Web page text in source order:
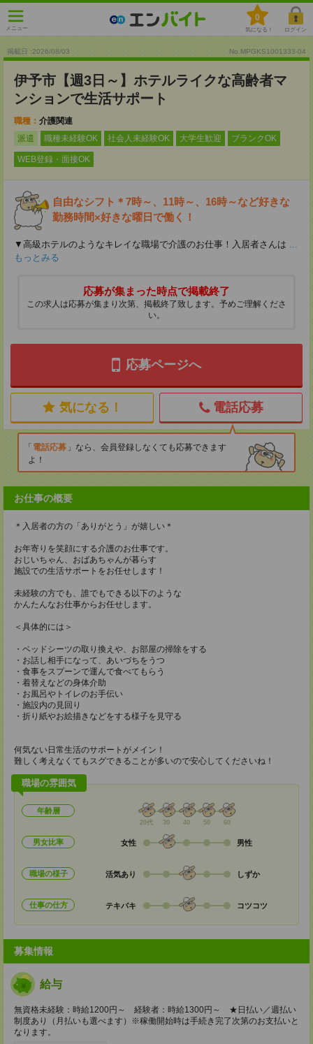
メニュー
0
気になる！ ログイン
掲載日 :2026/08/03 No.MPGKS1001333-04
伊予市【週3日～】ホテルライクな高齢者マ
ンションで生活サポート
職種： 介護関連
派遣
職種未経験OK 社会人未経験OK 大学生歓迎 ブランクOK
WEB登録・面接OK
自由なシフト＊7時～、11時～、16時～など好きな
勤務時間×好きな曜日で働く！
▼高級ホテルのようなキレイな職場で介護のお仕事！入居者さんは ...
もっとみる
応募が集まった時点で掲載終了
この求人は応募が集まり次第、掲載終了致します。予めご理解くださ
い。
応募ページへ
気になる！ 電話応募
電話応募
なら、会員登録しなくても応募できます
よ！
お仕事の概要
＊入居者の方の「ありがとう」が嬉しい＊
お年寄りを笑顔にする介護のお仕事です。
おじいちゃん、おばあちゃんが暮らす
施設での生活サポートをお任せします！
未経験の方でも、誰でもできる以下のような
かんたんなお仕事からお任せします。
＜具体的には＞
・ベッドシーツの取り換えや、お部屋の掃除をする
・お話し相手になって、あいづちをうつ
・食事をスプーンで運んで食べてもらう
・着替えなどの身体介助
・お風呂やトイレのお手伝い
・施設内の見回り
・折り紙やお絵描きなどをする様子を見守る
何気ない日常生活のサポートがメイン！
難しく考えなくてもスグできることが多いので安心してくださいね！
職場の雰囲気
年齢層
20代 30 40 50 60
男女比率 女性 男性
職場の様子 活気あり しずか
仕事の仕方 テキパキ コツコツ
募集情報
給与
無資格未経験：時給1200円～ 経験者：時給1300円～ ★日払い／週払い
制度あり（月払いも選べます）※稼働開始時は手続き完了次第のお支払いと
なります。